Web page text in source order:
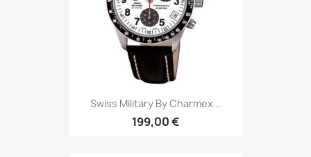
Swiss Military By Charmex...
199,00 €